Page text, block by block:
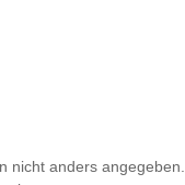
nicht anders angegeben.